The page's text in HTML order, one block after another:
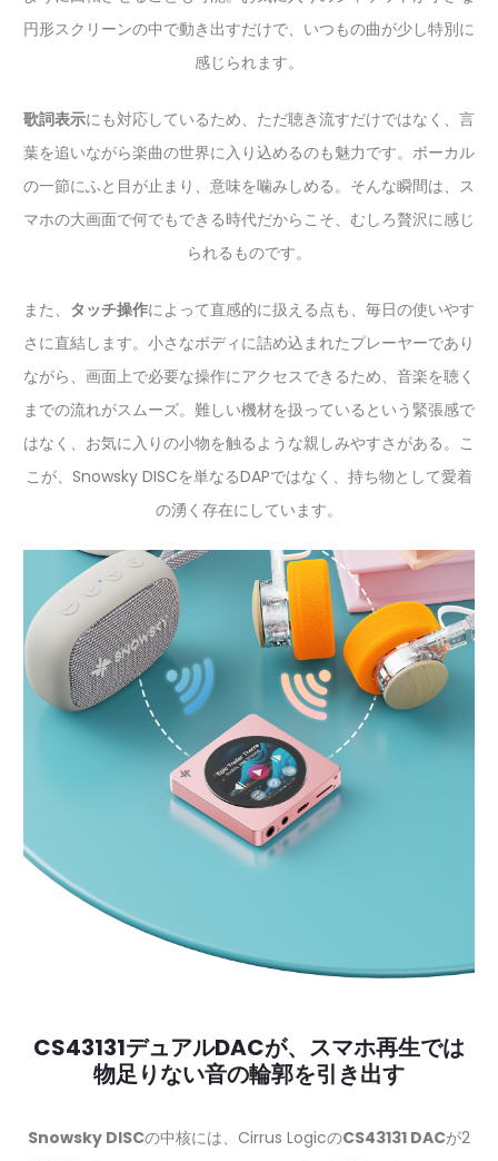
円形スクリーンの中で動き出すだけで、いつもの曲が少し特別に
感じられます。
歌詞表示にも対応しているため、ただ聴き流すだけではなく、言
葉を追いながら楽曲の世界に入り込めるのも魅力です。ボーカル
の一節にふと目が止まり、意味を噛みしめる。そんな瞬間は、ス
マホの大画面で何でもできる時代だからこそ、むしろ贅沢に感じ
られるものです。
また、 タッチ操作によって直感的に扱える点も、毎日の使いやす
さに直結します。小さなボディに詰め込まれたプレーヤーであり
ながら、画面上で必要な操作にアクセスできるため、音楽を聴く
までの流れがスムーズ。難しい機材を扱っているという緊張感で
はなく、お気に入りの小物を触るような親しみやすさがある。こ
こが、Snowsky DISCを単なるDAPではなく、持ち物として愛着
の湧く存在にしています。
CS43131デュアルDACが、スマホ再生では
物足りない音の輪郭を引き出す
Snowsky DISCの中核には、Cirrus LogicのCS43131 DACが2